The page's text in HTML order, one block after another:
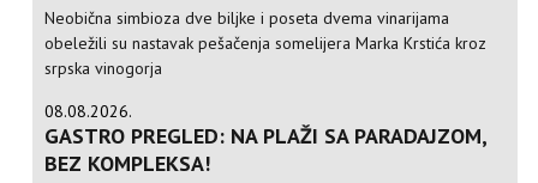
Neobična simbioza dve biljke i poseta dvema vinarijama
obeležili su nastavak pešačenja somelijera Marka Krstića kroz
srpska vinogorja
08.08.2026.
GASTRO PREGLED: NA PLAŽI SA PARADAJZOM,
BEZ KOMPLEKSA!